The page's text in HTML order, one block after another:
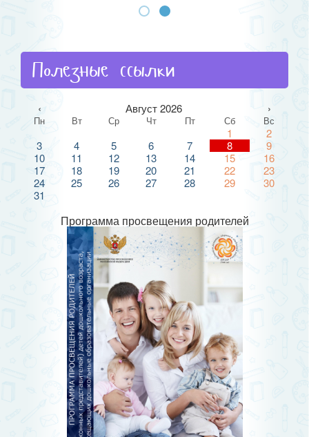
Полезные ссылки
‹ Август 2026 ›
Пн Вт Ср Чт Пт Сб Вс
1
2
3
4 5 6 7 8
9
10
11 12 13 14 15
16
17
18 19 20 21 22
23
24
25 26 27 28 29
30
31
Программа просвещения родителей